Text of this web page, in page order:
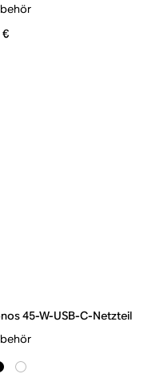
€
45-W-USB-C-Netzteil